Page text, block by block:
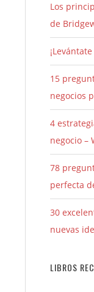
Los
de
15
negocios
4
negocio –
78
perfecta
30
nuevas
LIBROS